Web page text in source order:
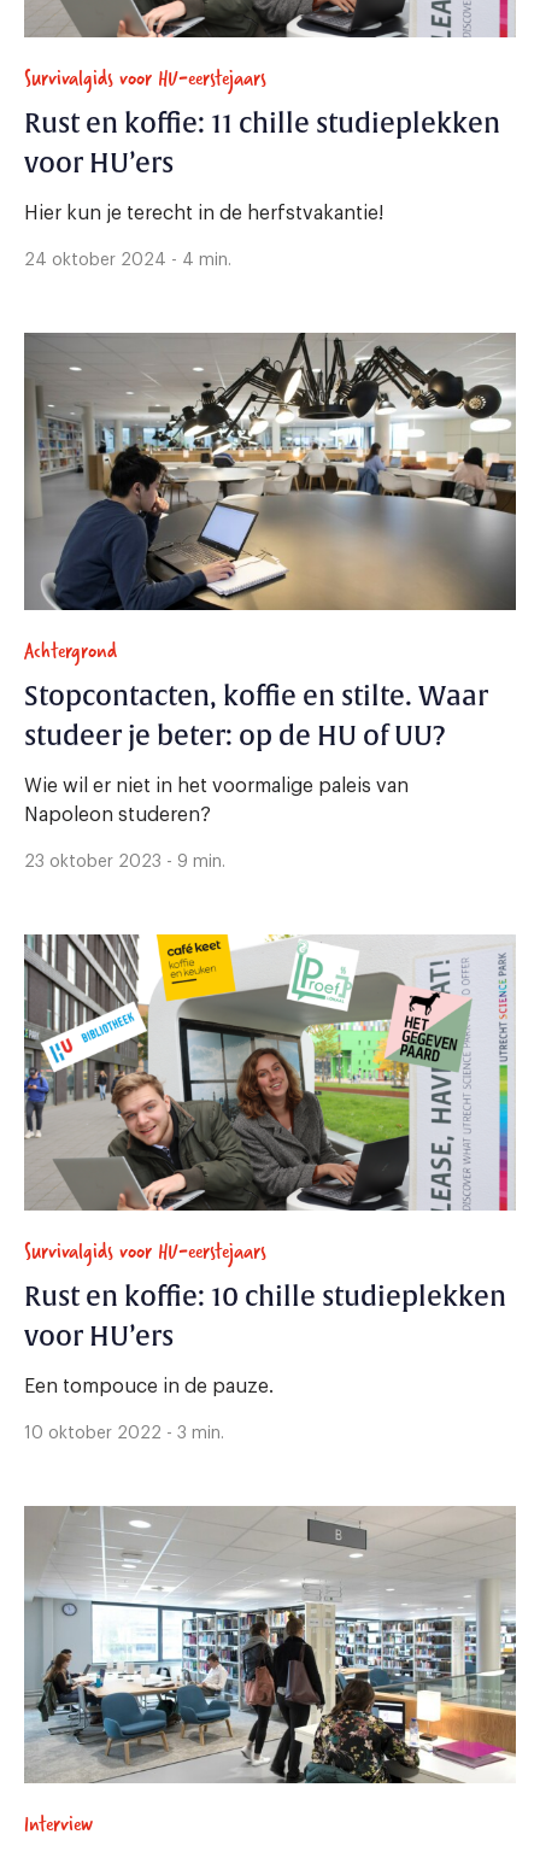
Survivalgids voor HU-eerstejaars
Rust en koffie: 11 chille studieplekken
voor HU’ers
Hier kun je terecht in de herfstvakantie!
24 oktober 2024 - 4 min.
Achtergrond
Stopcontacten, koffie en stilte. Waar
studeer je beter: op de HU of UU?
Wie wil er niet in het voormalige paleis van
Napoleon studeren?
23 oktober 2023 - 9 min.
Survivalgids voor HU-eerstejaars
Rust en koffie: 10 chille studieplekken
voor HU’ers
Een tompouce in de pauze.
10 oktober 2022 - 3 min.
Interview